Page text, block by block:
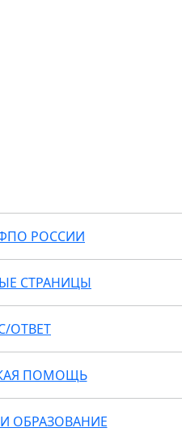
РОССИИ
СТРАНИЦЫ
ОТВЕТ
ПОМОЩЬ
ОБРАЗОВАНИЕ